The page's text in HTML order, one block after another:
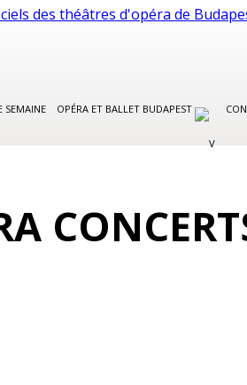
SEMAINE OPÉRA ET BALLET BUDAPEST